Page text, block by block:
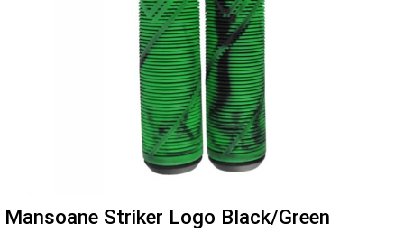
Mansoane Striker Logo Black/Green